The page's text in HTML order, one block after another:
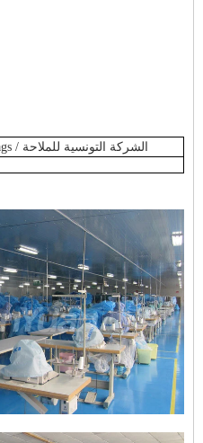
10PCS / كيس، 10bags / الشركة التونسية للملاحة